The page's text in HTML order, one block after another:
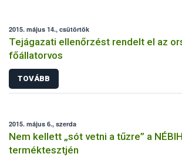
2015. május 14., csütörtök
Tejágazati ellenőrzést rendelt el az
főállatorvos
TOVÁBB
2015. május 6., szerda
Nem kellett „sót vetni a tűzre” a
terméktesztjén